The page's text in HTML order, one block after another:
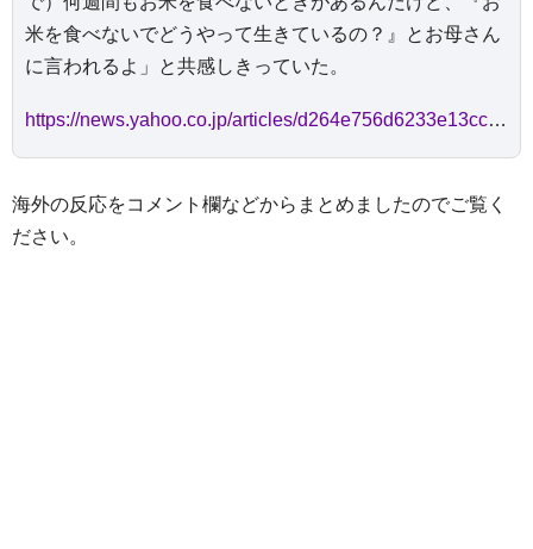
米を食べないでどうやって生きているの？』とお母さん
に言われるよ」と共感しきっていた。
https://news.yahoo.co.jp/articles/d264e756d6233e13ccf78949863835348d80c576
海外の反応をコメント欄などからまとめましたのでご覧く
ださい。